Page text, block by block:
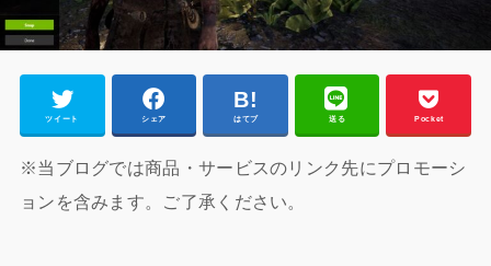
ツイート シェア はてブ 送る Pocket
※当ブログでは商品・サービスのリンク先にプロモーシ
ョンを含みます。ご了承ください。